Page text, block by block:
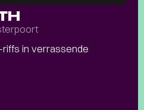
riffs in verrassende